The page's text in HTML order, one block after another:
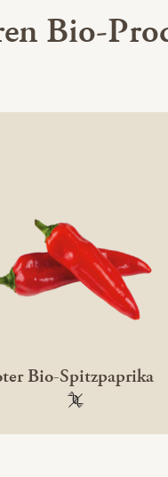
Bio-
Bio-Spitzpaprika
100 %